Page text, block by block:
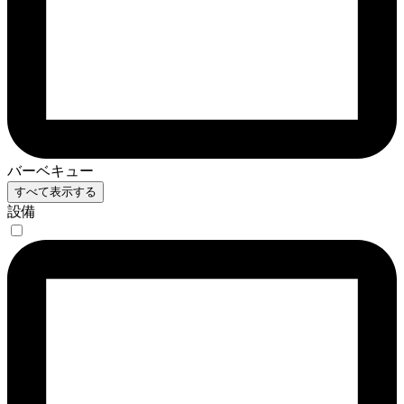
バーベキュー
すべて表示する
設備